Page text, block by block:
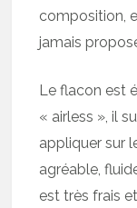
composition,
jamais
Le flacon est
« airless », il
appliquer sur
agréable,
est très frais